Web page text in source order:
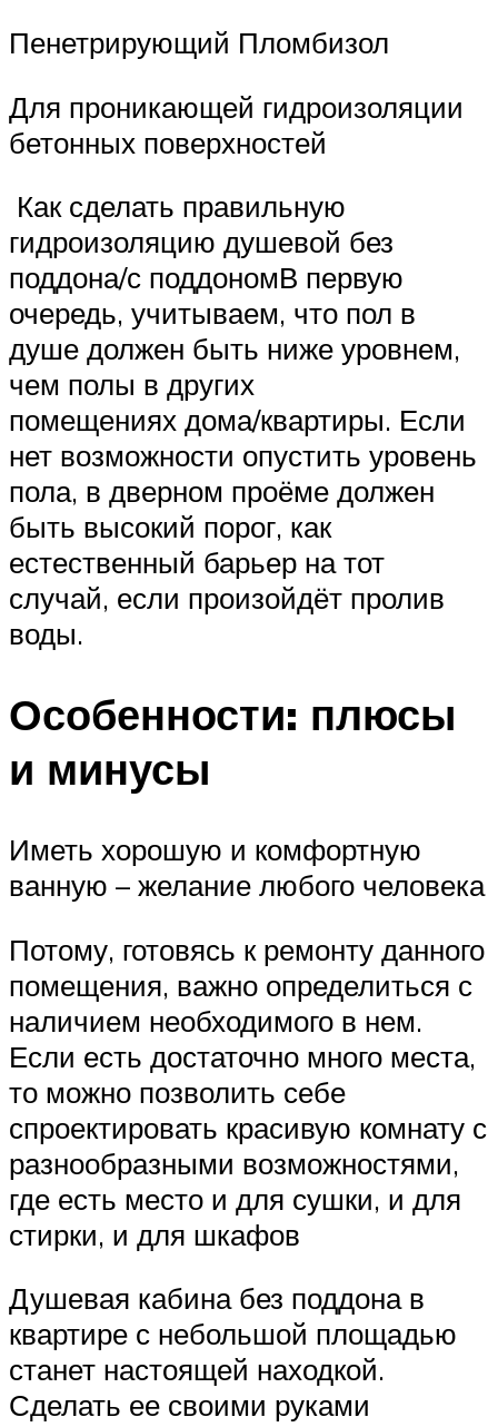
Пенетрирующий Пломбизол
Для проникающей гидроизоляции
бетонных поверхностей
Как сделать правильную
гидроизоляцию душевой без
поддона/с поддономВ первую
очередь, учитываем, что пол в
душе должен быть ниже уровнем,
чем полы в других
помещениях дома/квартиры. Если
нет возможности опустить уровень
пола, в дверном проёме должен
быть высокий порог, как
естественный барьер на тот
случай, если произойдёт пролив
воды.
Особенности: плюсы
и минусы
Иметь хорошую и комфортную
ванную – желание любого человека
Потому, готовясь к ремонту данного
помещения, важно определиться с
наличием необходимого в нем.
Если есть достаточно много места,
то можно позволить себе
спроектировать красивую комнату с
разнообразными возможностями,
где есть место и для сушки, и для
стирки, и для шкафов
Душевая кабина без поддона в
квартире с небольшой площадью
станет настоящей находкой.
Сделать ее своими руками